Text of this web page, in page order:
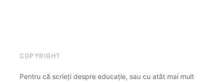
COPYRIGHT
Pentru că scrieți despre educație, sau cu atât mai mult